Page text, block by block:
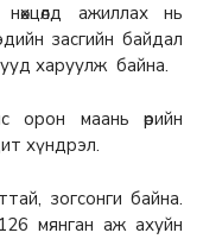
ажиллах нь
засгийн байдал
харуулж байна.
орон маань өрийн
хүндрэл.
зогсонги байна.
мянган аж ахуйн